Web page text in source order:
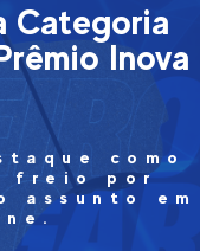
Categoria
Inova
como
freio por
assunto em